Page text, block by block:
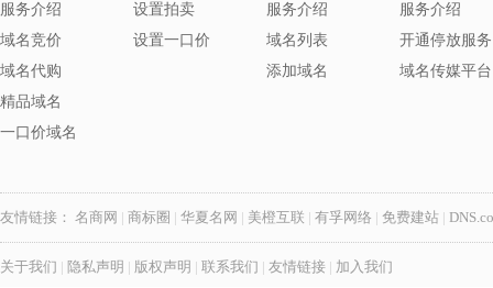
服务介绍
域名竞价
域名代购
精品域名
一口价域名
设置拍卖
设置一口价
服务介绍
域名列表
添加域名
服务介绍
开通停放服务
域名传媒平台
友情链接： 名商网 | 商标圈 | 华夏名网 | 美橙互联 | 有孚网络 | 免费建站 |
关于我们 | 隐私声明 | 版权声明 | 联系我们 | 友情链接 | 加入我们